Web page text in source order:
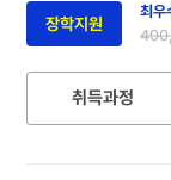
장학지원
최우
취득과정